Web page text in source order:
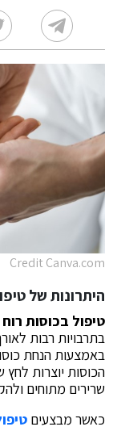
Credit Canva.com
היתרונות של
טיפול בכוסות רוח
בתרבויות רבות
באמצעות הנחת
הכוסות יוצרות
שרירים מתוחים
כאשר מבצעים